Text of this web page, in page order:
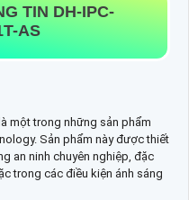
TIN DH-IPC-
AS
là một trong những sản phẩm
Sản phẩm này được thiết
an ninh chuyên nghiệp, đặc
trong các điều kiện ánh sáng